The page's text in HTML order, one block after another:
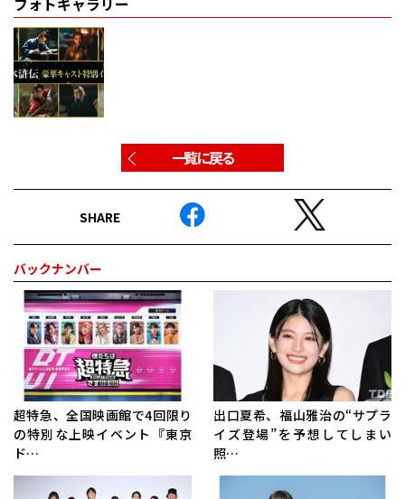
一覧に戻る
SHARE
バックナンバー
超特急、全国映画館で4回限り
の特別な上映イベント『東京
ド…
出口夏希、福山雅治の“サプラ
イズ登場”を予想してしまい
照…